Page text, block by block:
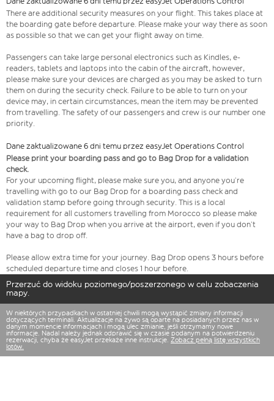
There are additional security measures on your flight. This takes place at
the boarding gate before departure. Please make your way there as soon
as possible so that we can get your flight away on time.
Passengers can take large personal electronics such as Kindles, e-
readers, tablets and laptops into the cabin of the aircraft, however,
please make sure your devices are charged as you may be asked to turn
them on during the security check. Failure to be able to turn on your
device may, in certain circumstances, mean the item may be prevented
from travelling. The safety of our passengers and crew is our number one
priority.
Dane zaktualizowane 6 dni temu przez easyJet Operations Control
Please print your boarding pass and go to Bag Drop for a validation
check.
For your upcoming flight, please make sure you, and anyone you’re
travelling with go to our Bag Drop for a boarding pass check and
validation stamp before going through security. This is a local
requirement for all customers travelling from Morocco so please make
your way to Bag Drop when you arrive at the airport, even if you don’t
have a bag to drop off.
Please allow extra time for your journey. Bag Drop opens 3 hours before
scheduled departure time and closes 1 hour before.
Przerzuć do widoku poziomego/poszerzonego w celu zobaczenia
mapy.
W niektórych przypadkach w ostatniej chwili mogą wystąpić zmiany informacji
dotyczących terminali. Aktualizacje na żywo są oparte na posiadanych przez nas w
danym momencie informacjach i mogą ulec zmianie, jeśli otrzymamy nowe
informacje. Nadal należy jednak odprawić się w czasie podanym na potwierdzeniu
rezerwacji, chyba że easyJet przekaże inne instrukcje. Zobacz pełną listę wszystkich
lotów.